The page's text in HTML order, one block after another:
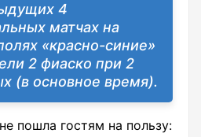
4
матчах на
«красно-синие»
2 фиаско при 2
(в основное время).
пошла гостям на пользу: